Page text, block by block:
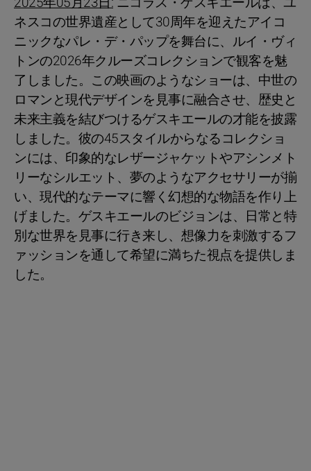
ネスコの世界遺産として30周年を迎えたアイコ
ニックなパレ・デ・パップを舞台に、ルイ・ヴィ
トンの2026年クルーズコレクションで観客を魅
了しました。この映画のようなショーは、中世の
ロマンと現代デザインを見事に融合させ、歴史と
未来主義を結びつけるゲスキエールの才能を披露
しました。彼の45スタイルからなるコレクショ
ンには、印象的なレザージャケットやアシンメト
リーなシルエット、夢のようなアクセサリーが揃
い、現代的なテーマに響く幻想的な物語を作り上
げました。ゲスキエールのビジョンは、日常と特
別な世界を見事に行き来し、想像力を刺激するフ
ァッションを通して希望に満ちた視点を提供しま
した。